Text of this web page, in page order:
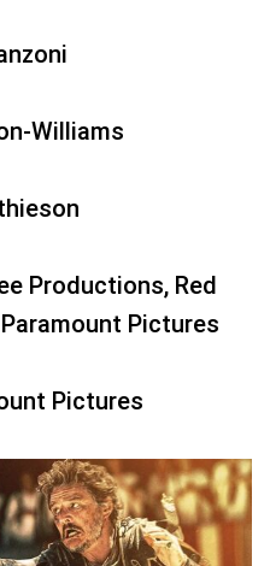
Williams
Productions, Red
Pictures
Pictures